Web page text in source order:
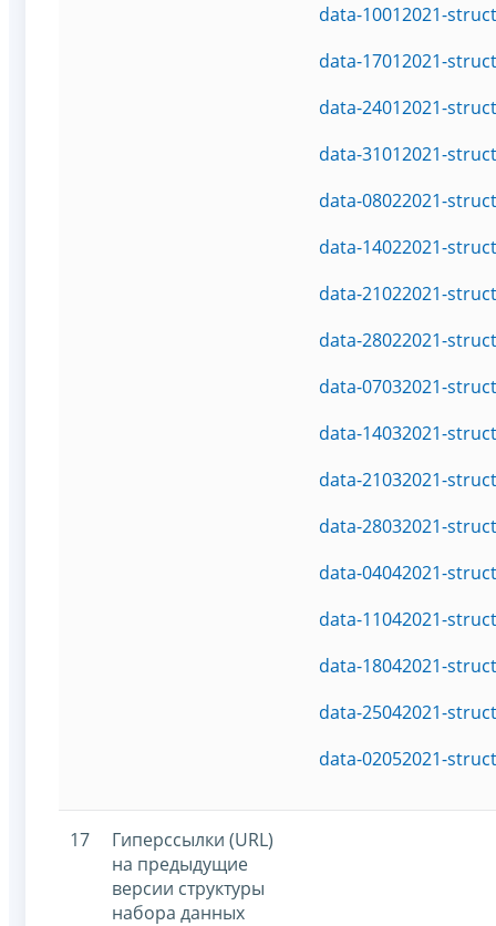
data-10012021-
data-17012021-
data-24012021-
data-31012021-
data-08022021-
data-14022021-
data-21022021-
data-28022021-
data-07032021-
data-14032021-
data-21032021-
data-28032021-
data-04042021-
data-11042021-
data-18042021-
data-25042021-
data-02052021-
17
Гиперссылки (URL)
на предыдущие
версии структуры
набора данных